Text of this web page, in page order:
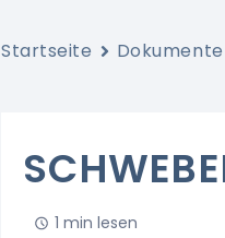
Startseite Dokumente
1 min lesen